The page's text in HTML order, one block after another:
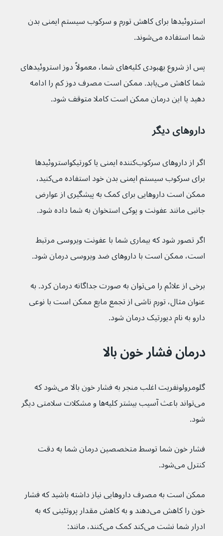
استروئیدها برای کاهش تورم و سرکوب سیستم ایمنی بدن
شما استفاده می‌شوند.
پس از شروع بهبودی کلیه‌های شما، معمولاً دوز استروئیدهای
شما کاهش می‌یابد. ممکن است مصرف دوز کم را ادامه
دهید یا این درمان ممکن است کاملا متوقف شود.
داروهای دیگر
اگر از داروهای سرکوب‌کننده ایمنی یا کورتیکواستروئیدها
برای سرکوب سیستم ایمنی بدن خود استفاده می‌کنید،
ممکن است داروهایی برای کمک به پیشگیری از عوارض
جانبی مانند عفونت و پوکی استخوان به شما داده شود.
اگر تصور شود که بیماری شما با عفونت ویروسی مرتبط
است، ممکن است با داروهای ضد ویروسی درمان شود.
برخی از علائم را می‌توان به صورت جداگانه درمان کرد. به
عنوان مثال، تورم ناشی از تجمع مایع ممکن است با نوعی
دارو به نام دیورتیک درمان شود.
درمان فشار خون بالا
گلومرولونفریت اغلب منجر به فشار خون بالا می‌شود که
می‌تواند باعث آسیب بیشتر کلیه‌ها و مشکلات سلامتی دیگر
شود.
فشار خون شما توسط متخصصین درمان شما به دقت
کنترل می‌شود.
ممکن است به مصرف داروهایی نیاز داشته باشید که فشار
خون را کاهش می‌دهند و به کاهش مقدار پروتئینی که به
ادرار شما نشت می‌کند کمک می‌کنند، مانند: